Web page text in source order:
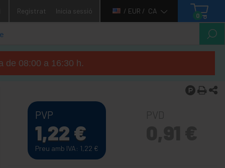
Registrat Inicia sessió / EUR / CA
0
de 08:00 a 16:30 h.
PVP
1,22 €
Preu amb IVA: 1,22 €